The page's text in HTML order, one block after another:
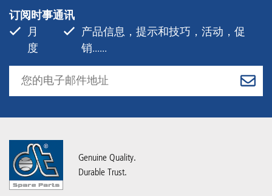
订阅时事通讯
月
度
产品信息，提示和技巧，活动，促
销......
Genuine Quality.
Durable Trust.